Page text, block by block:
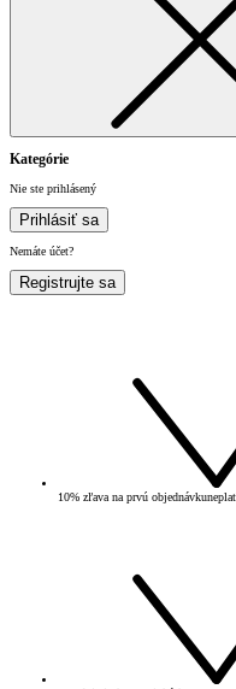
Kategórie
Nie ste prihlásený
Prihlásiť sa
Nemáte účet?
Registrujte sa
10% zľava na prvú objednávku